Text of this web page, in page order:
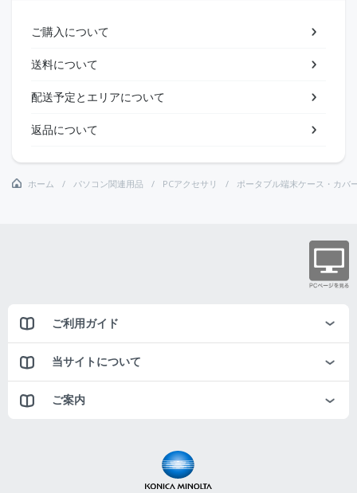
ご購入について
送料について
配送予定とエリアについて
返品について
ホーム パソコン関連用品 PCアクセサリ ポータブル端末ケース・カバ
ご利用ガイド
当サイトについて
ご案内